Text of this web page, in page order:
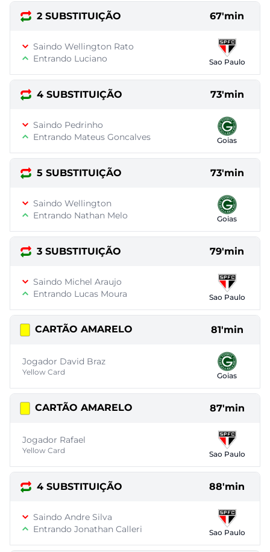
2 SUBSTITUIÇÃO 67'min
Saindo Wellington Rato
Entrando Luciano
Sao Paulo
4 SUBSTITUIÇÃO 73'min
Saindo Pedrinho
Entrando Mateus Goncalves
Goias
5 SUBSTITUIÇÃO 73'min
Saindo Wellington
Entrando Nathan Melo
Goias
3 SUBSTITUIÇÃO 79'min
Saindo Michel Araujo
Entrando Lucas Moura
Sao Paulo
CARTÃO AMARELO 81'min
Jogador David Braz
Yellow Card Goias
CARTÃO AMARELO 87'min
Jogador Rafael
Yellow Card Sao Paulo
4 SUBSTITUIÇÃO 88'min
Saindo Andre Silva
Entrando Jonathan Calleri
Sao Paulo